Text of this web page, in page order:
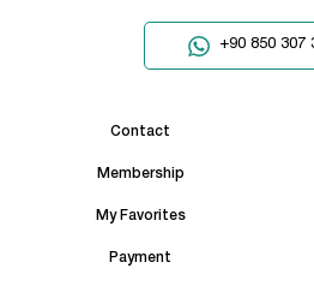
+90 850 307
Contact
Membership
My Favorites
Payment